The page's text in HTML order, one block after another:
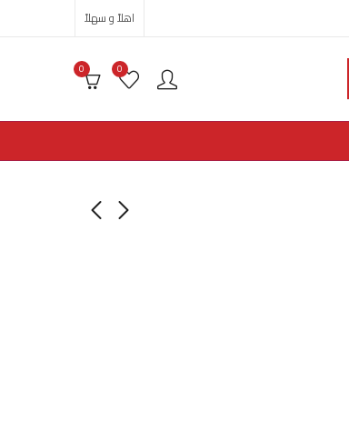
اهلاً و سهلاً
0
0